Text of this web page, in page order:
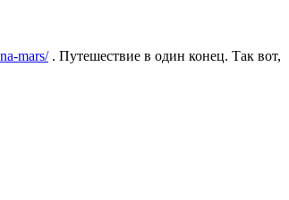
mars/. Путешествие в один конец. Так вот,